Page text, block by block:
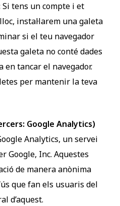
Si tens un compte i et
instal·larem una galeta
si el teu navegador
galeta no conté dades
en tancar el navegador.
per mantenir la teva
Google Analytics)
Analytics, un servei
Google, Inc. Aquestes
de manera anònima
que fan els usuaris del
d’aquest.